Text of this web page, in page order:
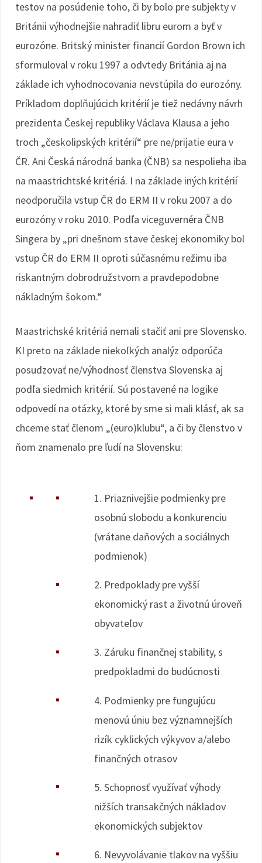
testov na posúdenie toho, či by bolo pre subjekty v
Británii výhodnejšie nahradiť libru eurom a byť v
eurozóne. Britský minister financií Gordon Brown ich
sformuloval v roku 1997 a odvtedy Británia aj na
základe ich vyhodnocovania nevstúpila do eurozóny.
Príkladom doplňujúcich kritérií je tiež nedávny návrh
prezidenta Českej republiky Václava Klausa a jeho
troch „českolipských kritérií“ pre ne/prijatie eura v
ČR. Ani Česká národná banka (ČNB) sa nespolieha iba
na maastrichtské kritériá. I na základe iných kritérií
neodporučila vstup ČR do ERM II v roku 2007 a do
eurozóny v roku 2010. Podľa viceguvernéra ČNB
Singera by „pri dnešnom stave českej ekonomiky bol
vstup ČR do ERM II oproti súčasnému režimu iba
riskantným dobrodružstvom a pravdepodobne
nákladným šokom.“
Maastrichské kritériá nemali stačiť ani pre Slovensko.
KI preto na základe niekoľkých analýz odporúča
posudzovať ne/výhodnosť členstva Slovenska aj
podľa siedmich kritérií. Sú postavené na logike
odpovedí na otázky, ktoré by sme si mali klásť, ak sa
chceme stať členom „(euro)klubu“, a či by členstvo v
ňom znamenalo pre ľudí na Slovensku:
1. Priaznivejšie podmienky pre
osobnú slobodu a konkurenciu
(vrátane daňových a sociálnych
podmienok)
2. Predpoklady pre vyšší
ekonomický rast a životnú úroveň
obyvateľov
3. Záruku finančnej stability, s
predpokladmi do budúcnosti
4. Podmienky pre fungujúcu
menovú úniu bez významnejších
rizík cyklických výkyvov a/alebo
finančných otrasov
5. Schopnosť využívať výhody
nižších transakčných nákladov
ekonomických subjektov
6. Nevyvolávanie tlakov na vyššiu